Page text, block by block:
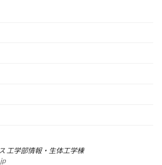
工学部情報・生体工学棟